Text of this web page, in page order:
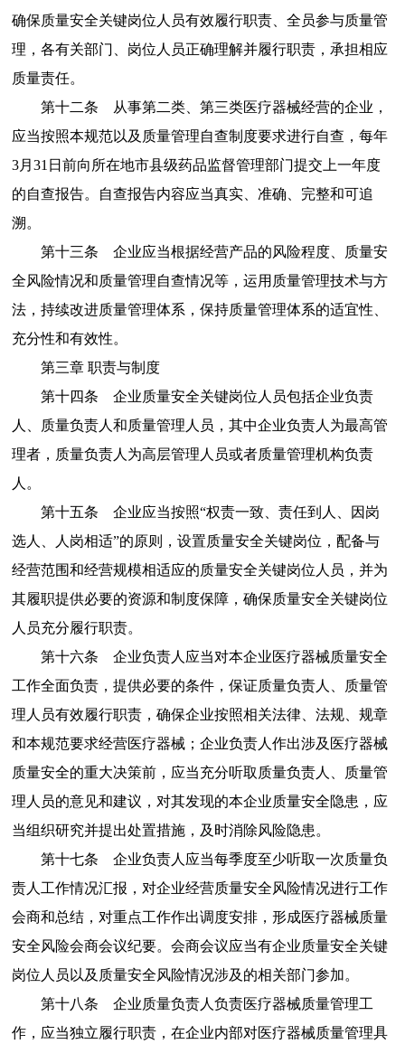
确保质量安全关键岗位人员有效履行职责、全员参与质量管
理，各有关部门、岗位人员正确理解并履行职责，承担相应
质量责任。
第十二条
从事第二类、第三类医疗器械经营的企业，
应当按照本规范以及质量管理自查制度要求进行自查，每年
3月 31 日前向所在地市县级药品监督管理部门提交上一年度
的自查报告。自查报告内容应当真实、准确、完整和可追
溯。
第十三条 企业应当根据经营产品的风险程度、质量安
全风险情况和质量管理自查情况等，运用质量管理技术与方
法，持续改进质量管理体系，保持质量管理体系的适宜性、
充分性和有效性。
第三章 职责与制度
第十四条 企业质量安全关键岗位人员包括企业负责
人、质量负责人和质量管理人员，其中企业负责人为最高管
理者，质量负责人为高层管理人员或者质量管理机构负责
人。
第十五条 企业应当按照“权责一致、责任到人、因岗
选人、人岗相适”的原则，设置质量安全关键岗位，配备与
经营范围和经营规模相适应的质量安全关键岗位人员，并为
其履职提供必要的资源和制度保障，确保质量安全关键岗位
人员充分履行职责。
第十六条 企业负责人应当对本企业医疗器械质量安全
工作全面负责，提供必要的条件，保证质量负责人、质量管
理人员有效履行职责，确保企业按照相关法律、法规、规章
和本规范要求经营医疗器械；企业负责人作出涉及医疗器械
质量安全的重大决策前，应当充分听取质量负责人、质量管
理人员的意见和建议，对其发现的本企业质量安全隐患，应
当组织研究并提出处置措施，及时消除风险隐患。
第十七条 企业负责人应当每季度至少听取一次质量负
责人工作情况汇报，对企业经营质量安全风险情况进行工作
会商和总结，对重点工作作出调度安排，形成医疗器械质量
安全风险会商会议纪要。会商会议应当有企业质量安全关键
岗位人员以及质量安全风险情况涉及的相关部门参加。
第十八条 企业质量负责人负责医疗器械质量管理工
作，应当独立履行职责，在企业内部对医疗器械质量管理具